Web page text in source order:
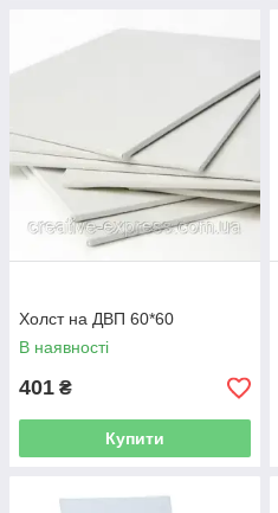
Холст на ДВП 60*60
В наявності
401 ₴
Купити